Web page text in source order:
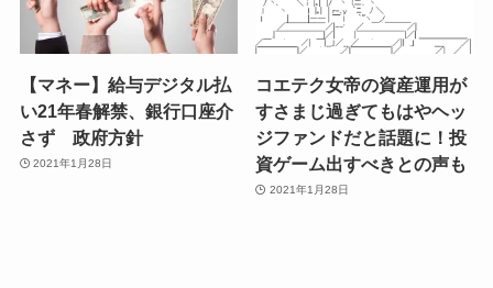
【マネー】給与デジタル払
い21年春解禁、銀行口座介
さず 政府方針
2021年1月28日
コエテク女帝の資産運用が
すさまじ過ぎてもはやヘッ
ジファンドだと話題に！投
資ゲーム出すべきとの声も
2021年1月28日